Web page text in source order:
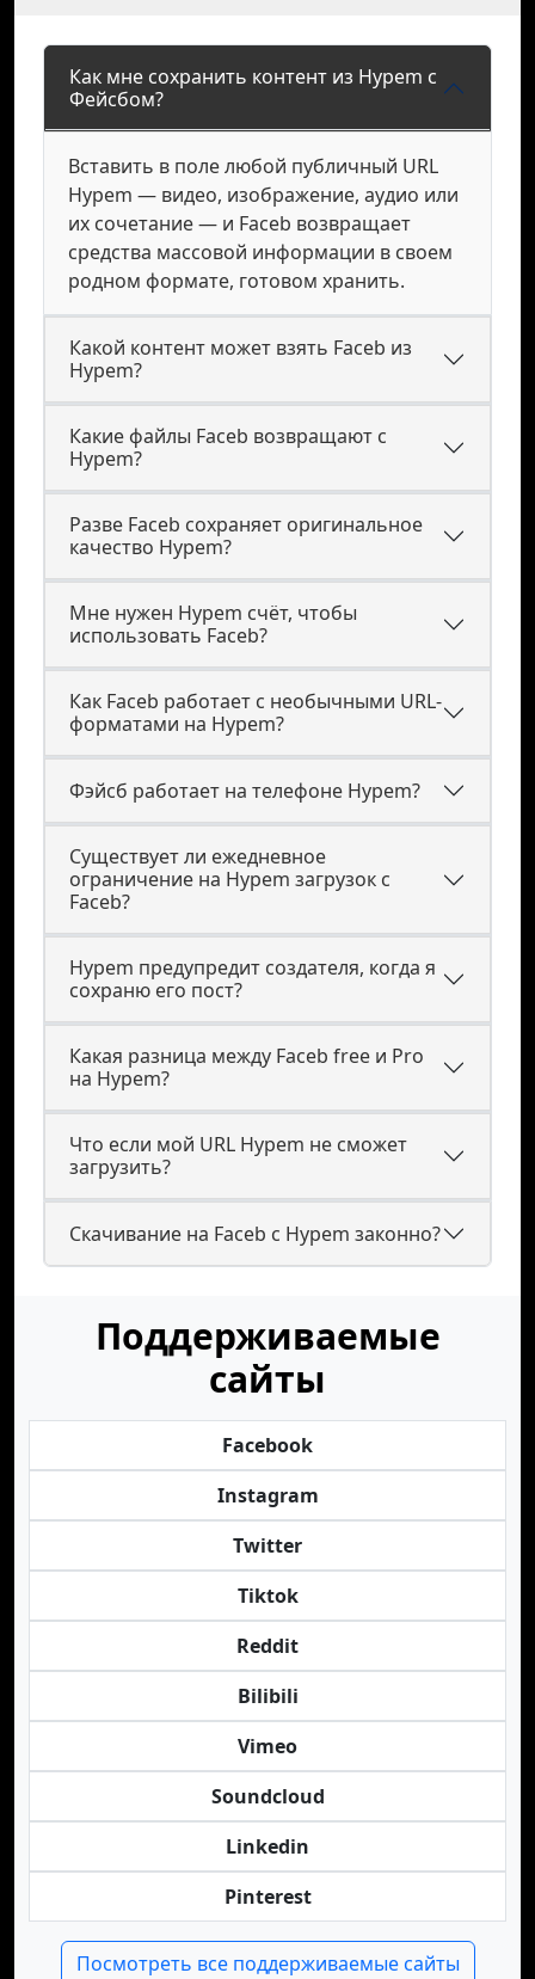
Как мне сохранить контент из Hypem с
Фейсбом?
Вставить в поле любой публичный URL
Hypem — видео, изображение, аудио или
их сочетание — и Faceb возвращает
средства массовой информации в своем
родном формате, готовом хранить.
Какой контент может взять Faceb из
Hypem?
Какие файлы Faceb возвращают с
Hypem?
Разве Faceb сохраняет оригинальное
качество Hypem?
Мне нужен Hypem счёт, чтобы
использовать Faceb?
Как Faceb работает с необычными URL-
форматами на Hypem?
Фэйсб работает на телефоне Hypem?
Существует ли ежедневное
ограничение на Hypem загрузок с
Faceb?
Hypem предупредит создателя, когда я
сохраню его пост?
Какая разница между Faceb free и Pro
на Hypem?
Что если мой URL Hypem не сможет
загрузить?
Скачивание на Faceb с Hypem законно?
Поддерживаемые
сайты
Facebook
Instagram
Twitter
Tiktok
Reddit
Bilibili
Vimeo
Soundcloud
Linkedin
Pinterest
Посмотреть все поддерживаемые сайты